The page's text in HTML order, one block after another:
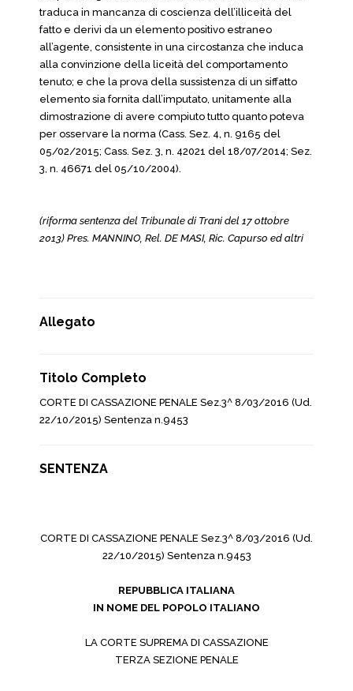
traduca in mancanza di coscienza dell’illiceità del
fatto e derivi da un elemento positivo estraneo
all’agente, consistente in una circostanza che induca
alla convinzione della liceità del comportamento
tenuto; e che la prova della sussistenza di un siffatto
elemento sia fornita dall’imputato, unitamente alla
dimostrazione di avere compiuto tutto quanto poteva
per osservare la norma (Cass. Sez. 4, n. 9165 del
05/02/2015; Cass. Sez. 3, n. 42021 del 18/07/2014; Sez.
3, n. 46671 del 05/10/2004).
(riforma sentenza del Tribunale di Trani del 17 ottobre
2013) Pres. MANNINO, Rel. DE MASI, Ric. Capurso ed altri
Allegato
Titolo Completo
CORTE DI CASSAZIONE PENALE Sez.3^ 8/03/2016 (Ud.
22/10/2015) Sentenza n.9453
SENTENZA
CORTE DI CASSAZIONE PENALE Sez.3^ 8/03/2016 (Ud.
22/10/2015) Sentenza n.9453
REPUBBLICA ITALIANA
IN NOME DEL POPOLO ITALIANO
LA CORTE SUPREMA DI CASSAZIONE
TERZA SEZIONE PENALE